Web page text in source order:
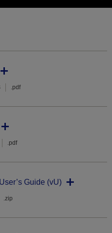
.pdf
.pdf
Guide (vU)
.zip